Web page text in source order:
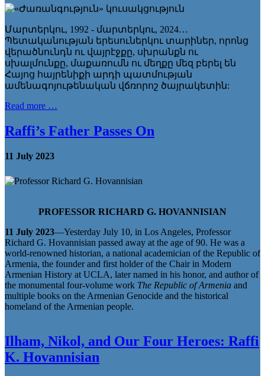
Մարտերկու, 1992 - մարտերկու, 2024…
Պետականության երեսուներկու տարիներ, որոնց
վերածնունդն ու վայրէջքը, սխրանքն ու
սխալմունքը, մաքառումն ու մեղքը մեզ բերել են
Հայոց հայրենիքի արդի պատմության
ամենագոյութենական վճռորոշ ծայրակետին:
Read more …
Raffi’s Father Passes On
11 July 2023
PROFESSOR RICHARD G. HOVANNISIAN
11 July 2023—Yesterday July 10, in Los Angeles, Professor
Richard G. Hovannisian passed away at the age of 90. He was a
world-renowned historian, a national academician of the Republic of
Armenia, the founder and first holder of the Chair in Modern
Armenian History at UCLA, later named in his honor, and author of
the monumental four-volume work The Republic of Armenia and
multiple books on the Armenian Genocide and the historical
homeland of the Armenian people.
Ilham, Nikol, and Our Four Heroes: Raffi
K. Hovannisian